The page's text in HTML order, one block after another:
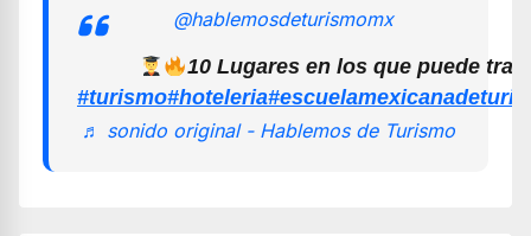
@hablemosdeturismomx
10 Lugares en los que puede
#turismo#hoteleria
♬ sonido original - Hablemos de Turismo